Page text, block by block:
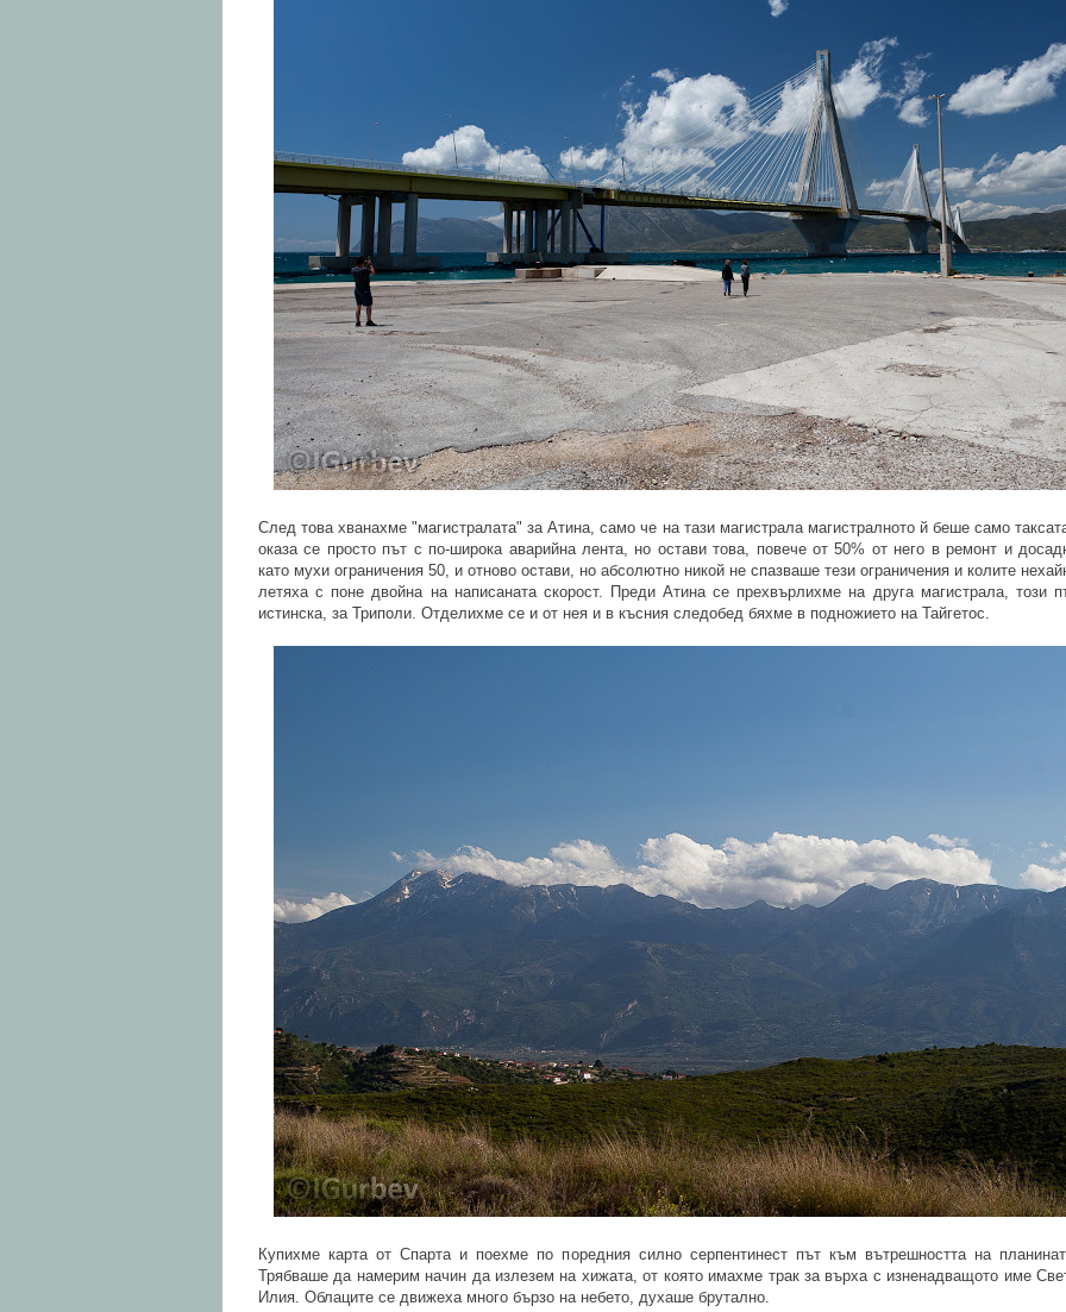
След това хванахме "магистралата" за Атина, само че на тази магистрала магистралното й беше само
оказа се просто път с по-широка аварийна лента, но остави това, повече от 50% от него в ремонт и
като мухи ограничения 50, и отново остави, но абсолютно никой не спазваше тези ограничения и колите
летяха с поне двойна на написаната скорост. Преди Атина се прехвърлихме на друга магистрала, този
истинска, за Триполи. Отделихме се и от нея и в късния следобед бяхме в подножието на Тайгетос.
Купихме карта от Спарта и поехме по поредния силно серпентинест път към вътрешността на
Трябваше да намерим начин да излезем на хижата, от която имахме трак за върха с изненадващото име
Илия. Облаците се движеха много бързо на небето, духаше брутално.